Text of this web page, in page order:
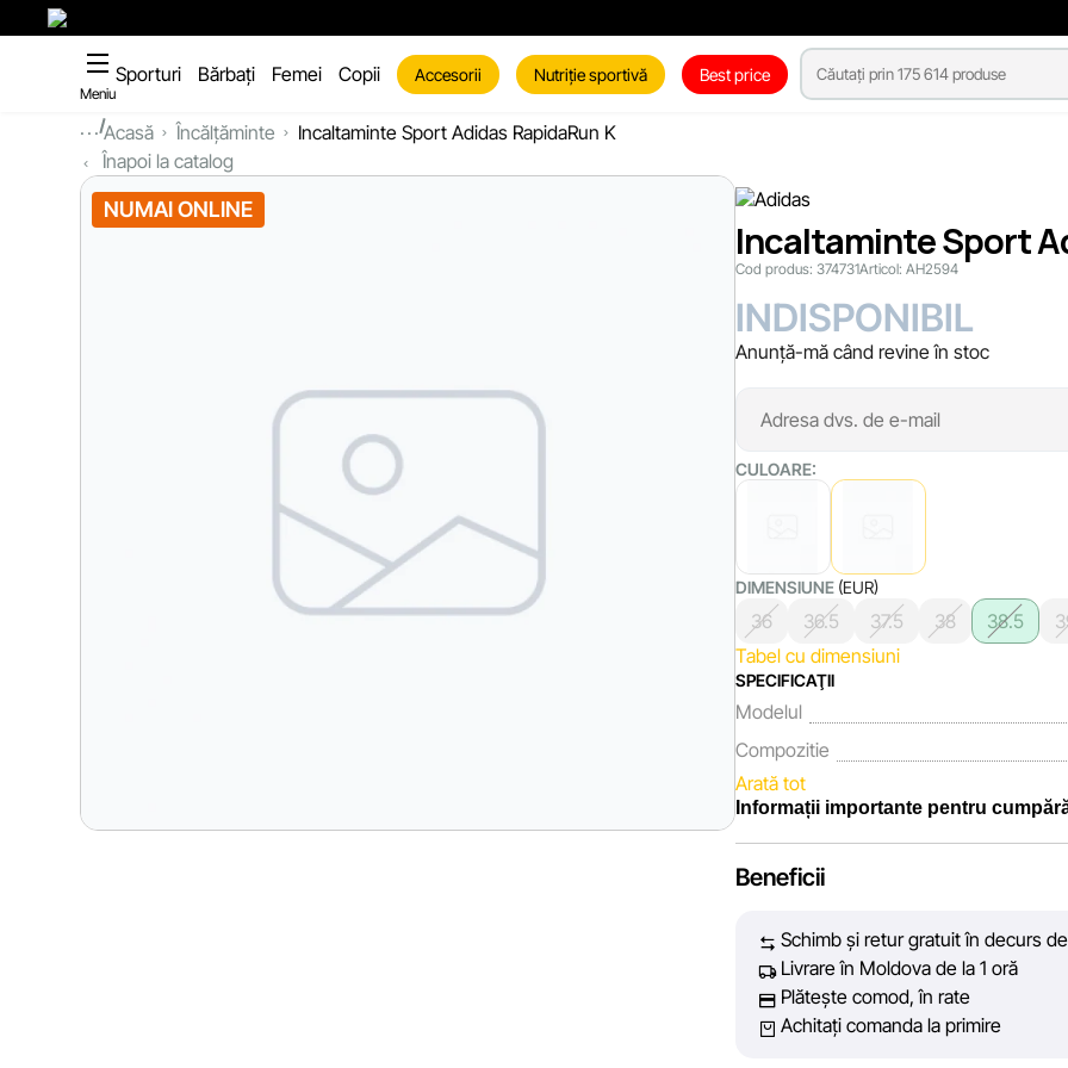
Meniu
Sporturi Bărbați Femei Copii Accesorii Nutriție sportivă Best price
...Acasă Încălțăminte
Incaltaminte Sport Adidas RapidaRun K
Înapoi la catalog
NUMAI ONLINE
Incaltaminte Sport
Cod produs: 374731Articol: AH2594
INDISPONIBIL
Anunță-mă când revine în stoc
CULOARE:
DIMENSIUNE (EUR)
36 36.5 37.5 38 38.5
Tabel cu dimensiuni
SPECIFICAŢII
Modelul
Compozitie
Arată tot
Informații importante pentru
fiecare zi depunem eforturi pentru ca
vă oferim informații corecte și veridice,
decizie de cumpărare.
Cu toate acestea, în ciuda controlului
Beneficii
Schimb și retur gratuit în decurs
Livrare în Moldova de la 1 oră
Plătește comod, în rate
Achitați comanda la primire